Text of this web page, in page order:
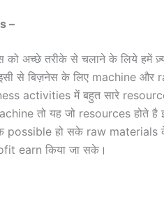
–
को अच्छे तरीके से चलाने के लिये हमें
से बिज़नेस के लिए machine और
activities में बहुत सारे
तो यह जो resources होते है
possible हो सके raw
earn किया जा सके।